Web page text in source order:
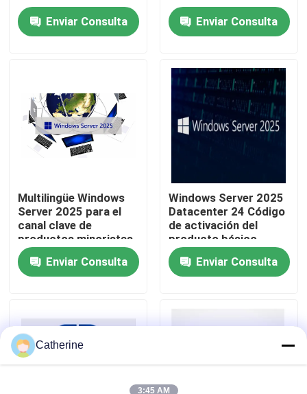
Productos
Sobre nosotros
Contacta con nosotros
Noticias
Compra de la llave de Office 2024
más profesional de la oficina 2021
rendimiento de nivel
empresarial y gestión
de red simplificada
Enviar Consulta
de activación en línea
Enviar Consulta
Multilingüe Windows
Server 2025 para el
canal clave de
productos minoristas
en 2025
Enviar Consulta
Windows Server 2025
Datacenter 24 Código
de activación del
producto básico
Enviar Consulta
Catherine
3:45 AM